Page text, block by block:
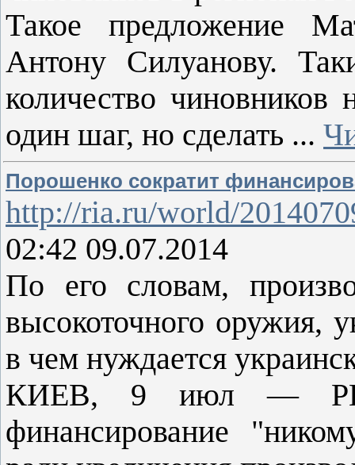
Такое предложение
Антону Силуанову.
количество
один шаг, но сделать ...
Порошенко сократит
http://ria.ru/world/
02:42 09.07.2014
По его словам,
высокоточного оружия,
в чем нуждается
КИЕВ, 9 июл — РИА
финансирование